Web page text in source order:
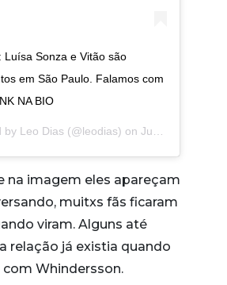
Luísa Sonza e Vitão são
em São Paulo. Falamos com
NA BIO
by Leo Dias (@leodias) on Jun 6, 2020 at 11:22am PDT
na imagem eles apareçam
muitxs fãs ficaram
viram. Alguns até
relação já existia quando
com Whindersson.